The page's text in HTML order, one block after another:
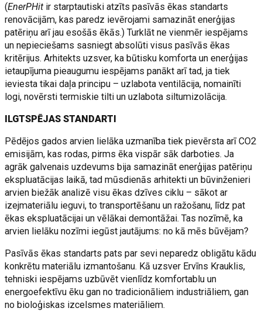
(EnerPHit ir starptautiski atzīts pasīvās ēkas standarts
renovācijām, kas paredz ievērojami samazināt enerģijas
patēriņu arī jau esošās ēkās.) Turklāt ne vienmēr iespējams
un nepieciešams sasniegt absolūti visus pasīvās ēkas
kritērijus. Arhitekts uzsver, ka būtisku komforta un enerģijas
ietaupījuma pieaugumu iespējams panākt arī tad, ja tiek
ieviesta tikai daļa principu – uzlabota ventilācija, nomainīti
logi, novērsti termiskie tilti un uzlabota siltumizolācija.
ILGTSPĒJAS STANDARTI
Pēdējos gados arvien lielāka uzmanība tiek pievērsta arī CO2
emisijām, kas rodas, pirms ēka vispār sāk darboties. Ja
agrāk galvenais uzdevums bija samazināt enerģijas patēriņu
ekspluatācijas laikā, tad mūsdienās arhitekti un būvinženieri
arvien biežāk analizē visu ēkas dzīves ciklu – sākot ar
izejmateriālu ieguvi, to transportēšanu un ražošanu, līdz pat
ēkas ekspluatācijai un vēlākai demontāžai. Tas nozīmē, ka
arvien lielāku nozīmi iegūst jautājums: no kā mēs būvējam?
Pasīvās ēkas standarts pats par sevi neparedz obligātu kādu
konkrētu materiālu izmantošanu. Kā uzsver Ervīns Krauklis,
tehniski iespējams uzbūvēt vienlīdz komfortablu un
energoefektīvu ēku gan no tradicionāliem industriāliem, gan
no bioloģiskas izcelsmes materiāliem.